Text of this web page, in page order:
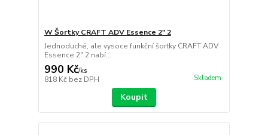
W Šortky CRAFT ADV Essence 2" 2
Jednoduché, ale vysoce funkční šortky CRAFT ADV
Essence 2" 2 nabí...
990 Kč/ks
818 Kč bez DPH Skladem
Koupit